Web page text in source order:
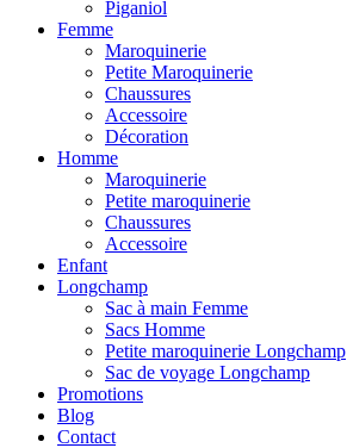
Piganiol
Femme
Maroquinerie
Petite Maroquinerie
Chaussures
Accessoire
Décoration
Homme
Maroquinerie
Petite maroquinerie
Chaussures
Accessoire
Enfant
Longchamp
Sac à main Femme
Sacs Homme
Petite maroquinerie Longchamp
Sac de voyage Longchamp
Promotions
Blog
Contact